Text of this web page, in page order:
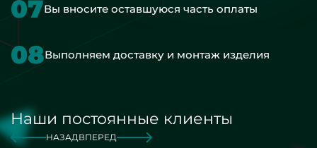
07Вы вносите оставшуюся часть оплаты
08Выполняем доставку и монтаж изделия
Наши постоянные клиенты
НАЗАДВПЕРЕД